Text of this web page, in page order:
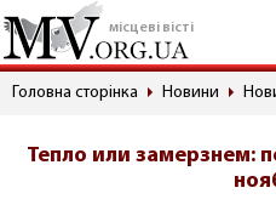
місцеві вісті
Головна сторінка Новини
Тепло или замерзнем: